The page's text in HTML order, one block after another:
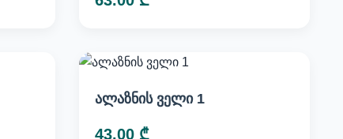
ალაზნის ველი 1
43.00 ₾